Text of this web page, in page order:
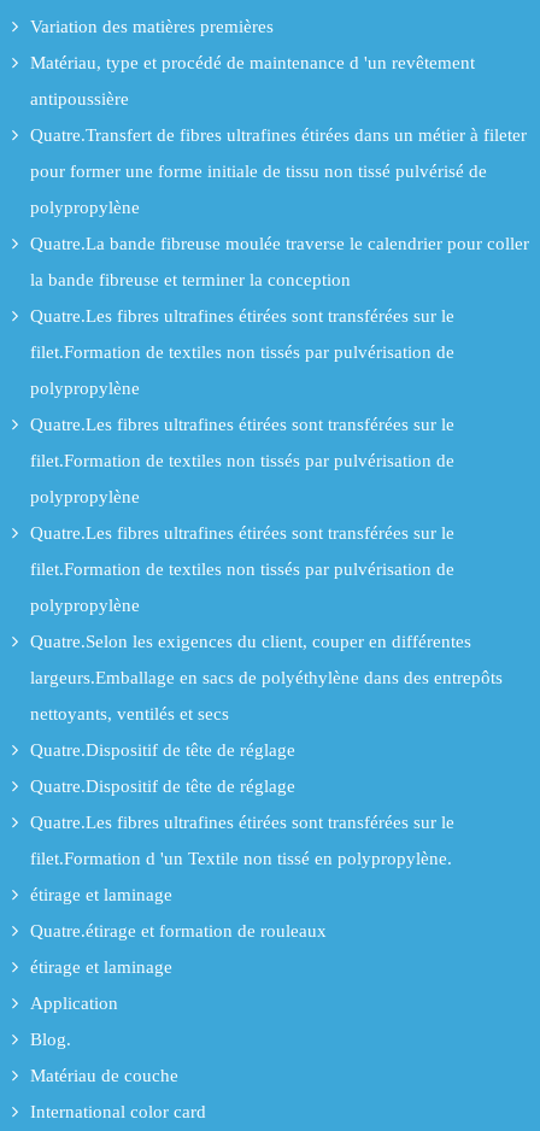
Variation des matières premières
Matériau, type et procédé de maintenance d 'un revêtement
antipoussière
Quatre.Transfert de fibres ultrafines étirées dans un métier à fileter
pour former une forme initiale de tissu non tissé pulvérisé de
polypropylène
Quatre.La bande fibreuse moulée traverse le calendrier pour coller
la bande fibreuse et terminer la conception
Quatre.Les fibres ultrafines étirées sont transférées sur le
filet.Formation de textiles non tissés par pulvérisation de
polypropylène
Quatre.Les fibres ultrafines étirées sont transférées sur le
filet.Formation de textiles non tissés par pulvérisation de
polypropylène
Quatre.Les fibres ultrafines étirées sont transférées sur le
filet.Formation de textiles non tissés par pulvérisation de
polypropylène
Quatre.Selon les exigences du client, couper en différentes
largeurs.Emballage en sacs de polyéthylène dans des entrepôts
nettoyants, ventilés et secs
Quatre.Dispositif de tête de réglage
Quatre.Dispositif de tête de réglage
Quatre.Les fibres ultrafines étirées sont transférées sur le
filet.Formation d 'un Textile non tissé en polypropylène.
étirage et laminage
Quatre.étirage et formation de rouleaux
étirage et laminage
Application
Blog.
Matériau de couche
International color card